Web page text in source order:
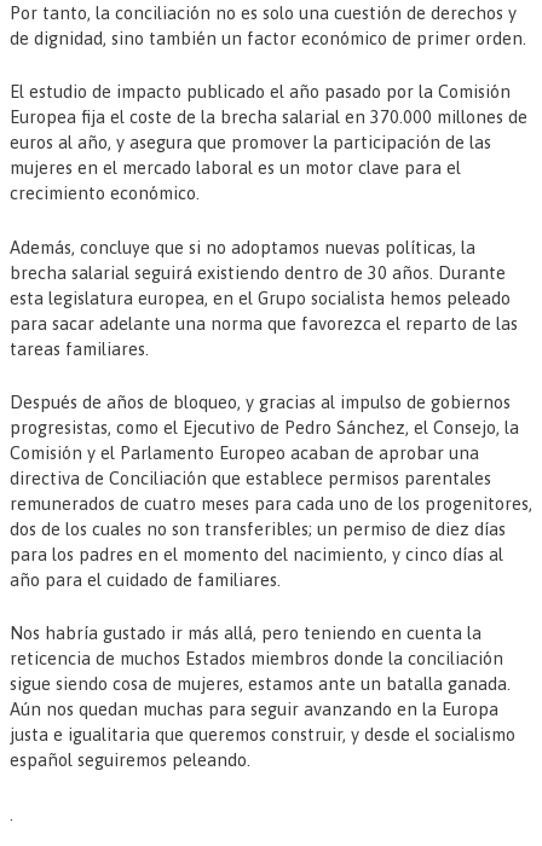
Por tanto, la conciliación no es solo una cuestión de derechos y
de dignidad, sino también un factor económico de primer orden.
El estudio de impacto publicado el año pasado por la Comisión
Europea fija el coste de la brecha salarial en 370.000 millones de
euros al año, y asegura que promover la participación de las
mujeres en el mercado laboral es un motor clave para el
crecimiento económico.
Además, concluye que si no adoptamos nuevas políticas, la
brecha salarial seguirá existiendo dentro de 30 años. Durante
esta legislatura europea, en el Grupo socialista hemos peleado
para sacar adelante una norma que favorezca el reparto de las
tareas familiares.
Después de años de bloqueo, y gracias al impulso de gobiernos
progresistas, como el Ejecutivo de Pedro Sánchez, el Consejo, la
Comisión y el Parlamento Europeo acaban de aprobar una
directiva de Conciliación que establece permisos parentales
remunerados de cuatro meses para cada uno de los progenitores,
dos de los cuales no son transferibles; un permiso de diez días
para los padres en el momento del nacimiento, y cinco días al
año para el cuidado de familiares.
Nos habría gustado ir más allá, pero teniendo en cuenta la
reticencia de muchos Estados miembros donde la conciliación
sigue siendo cosa de mujeres, estamos ante un batalla ganada.
Aún nos quedan muchas para seguir avanzando en la Europa
justa e igualitaria que queremos construir, y desde el socialismo
español seguiremos peleando.